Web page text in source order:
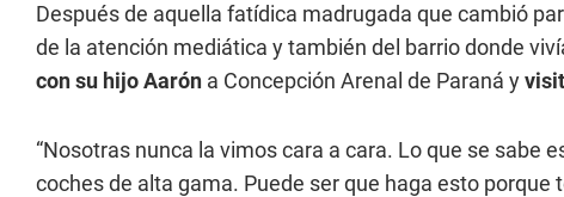
Después de aquella fatídica madrugada que cambió
de la atención mediática y también del barrio donde
con su hijo Aarón a Concepción Arenal de Paraná y
“Nosotras nunca la vimos cara a cara. Lo que se sabe
coches de alta gama. Puede ser que haga esto porque